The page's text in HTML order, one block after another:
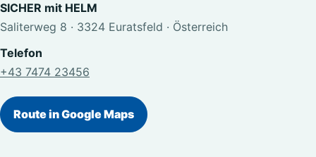
SICHER mit HELM
Saliterweg 8 · 3324 Euratsfeld · Österreich
Telefon
+43 7474 23456
Route in Google Maps